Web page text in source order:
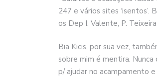
247 e vários sites ‘isentos’.
os Dep I. Valente, P.
Bia Kicis, por sua vez,
sobre mim é mentira.
p/ ajudar no acampamento